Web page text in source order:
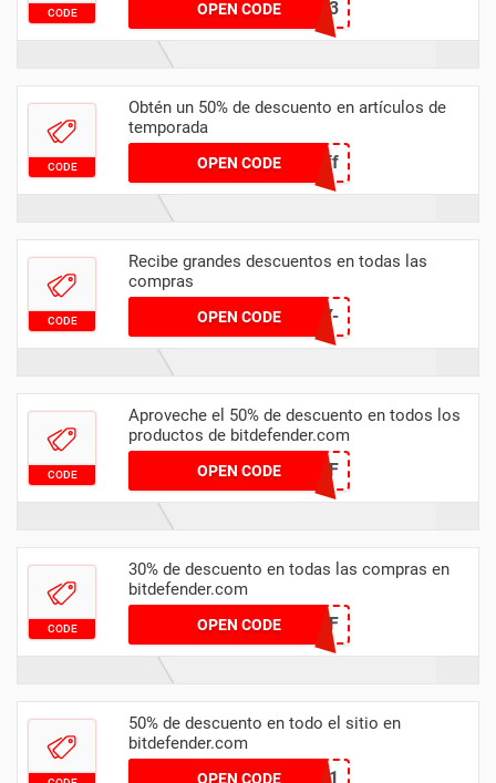
CODE OPEN CODESOY2023
CODE
Obtén un 50% de descuento en artículos de
temporada
OPEN CODEvisma50off
CODE
Recibe grandes descuentos en todas las
compras
OPEN CODE
FREE-WEEKLY-
CODE
Aproveche el 50% de descuento en todos los
productos de bitdefender.com
OPEN CODE
DLP-MR-50OFF
CODE
30% de descuento en todas las compras en
bitdefender.com
OPEN CODE
AFFILIATES_30OFF
50% de descuento en todo el sitio en
bitdefender.com
OPEN CODE
EXTRA-50OFF-1